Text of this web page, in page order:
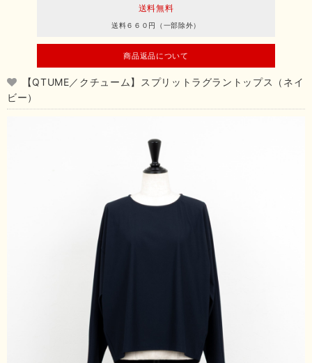
送料無料
送料６６０円（一部除外）
商品返品について
【QTUME／クチューム】スプリットラグラントップス（ネイ
ビー）